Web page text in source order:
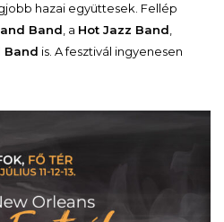
hazai együttesek. Fellép
Band , a Hot Jazz Band
Band is. A fesztivál ingyenesen